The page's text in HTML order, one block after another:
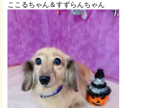
ここるちゃん＆すずらんちゃん